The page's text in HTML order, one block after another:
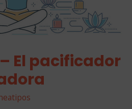
El pacificador